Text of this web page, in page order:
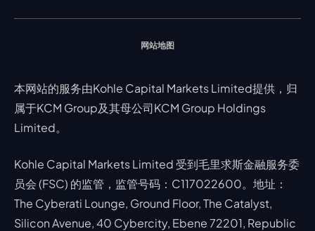
网站地图
本网站的服务由Kohle Capital Markets Limited提供，归
属于KCM Group及其母公司KCM Group Holdings
Limited。
Kohle Capital Markets Limited 受到毛里求斯金融服务委
员会 (FSC) 的监管，监管号码：C117022600。地址：
The Cyberati Lounge, Ground Floor, The Catalyst,
Silicon Avenue, 40 Cybercity, Ebene 72201, Republic